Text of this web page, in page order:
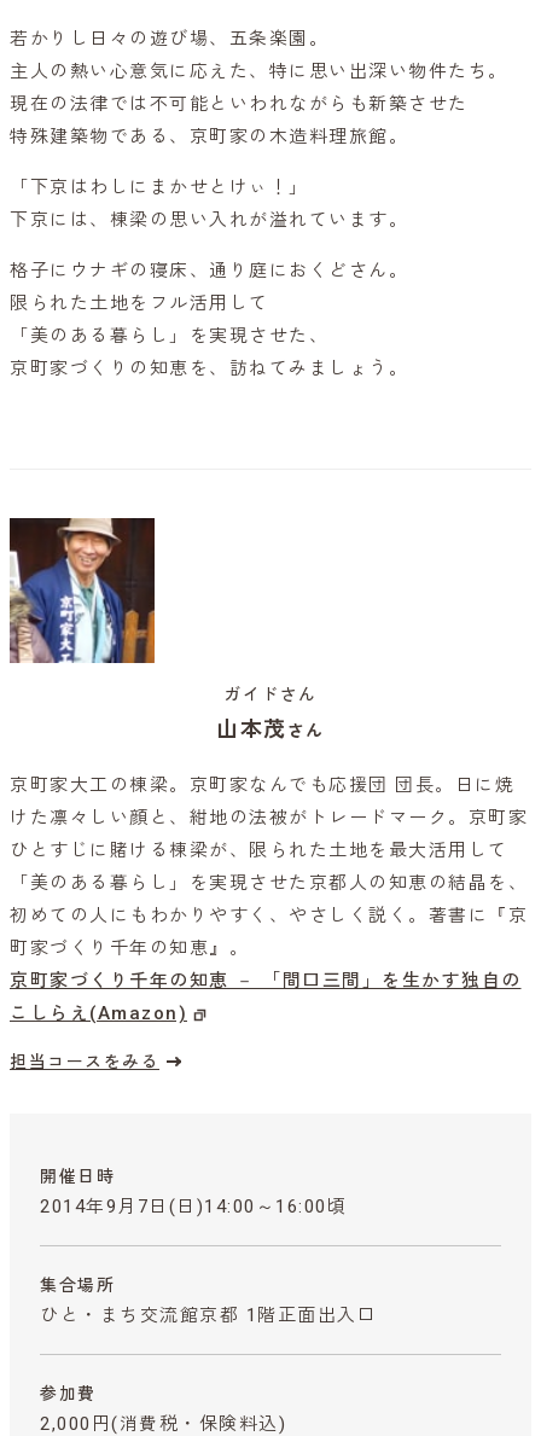
若かりし日々の遊び場、五条楽園。
主人の熱い心意気に応えた、特に思い出深い物件たち。
現在の法律では不可能といわれながらも新築させた
特殊建築物である、京町家の木造料理旅館。
「下京はわしにまかせとけぃ！」
下京には、棟梁の思い入れが溢れています。
格子にウナギの寝床、通り庭におくどさん。
限られた土地をフル活用して
「美のある暮らし」を実現させた、
京町家づくりの知恵を、訪ねてみましょう。
ガイドさん
山本茂さん
京町家大工の棟梁。京町家なんでも応援団 団長。日に焼
けた凛々しい顔と、紺地の法被がトレードマーク。京町家
ひとすじに賭ける棟梁が、限られた土地を最大活用して
「美のある暮らし」を実現させた京都人の知恵の結晶を、
初めての人にもわかりやすく、やさしく説く。著書に『京
町家づくり千年の知恵』。
京町家づくり千年の知恵 － 「間口三間」を生かす独自の
こしらえ(Amazon)
担当コースをみる
開催日時
2014年9月7日(日)14:00～16:00頃
集合場所
ひと・まち交流館京都 1階正面出入口
参加費
2,000円 (消費税・保険料込)